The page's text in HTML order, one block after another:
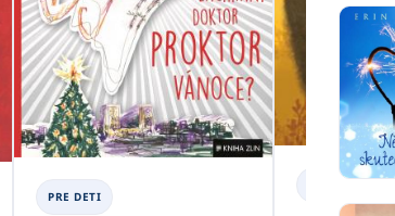
PRE DETI